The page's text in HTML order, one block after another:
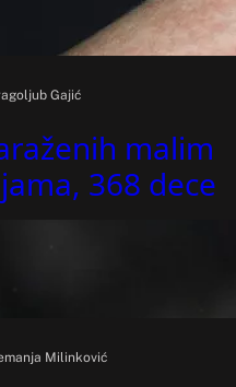
Gajić
malim
368 dece
Milinković